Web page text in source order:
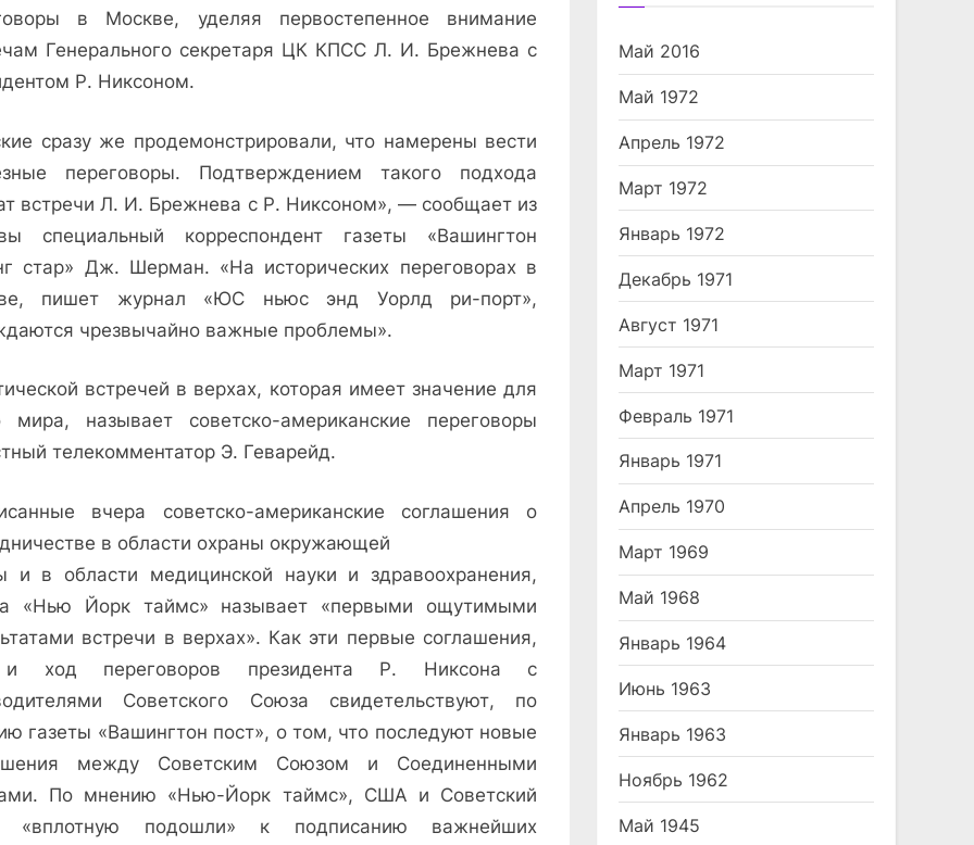
о
советско-
американских
в Москве, уделяя первостепенное внимание
Генерального секретаря ЦК КПСС Л. И. Брежнева с
Р. Никсоном.
сразу же продемонстрировали, что намерены вести
переговоры. Подтверждением такого подхода
встречи Л. И. Брежнева с Р. Никсоном», — сообщает из
специальный корреспондент газеты «Вашингтон
стар» Дж. Шерман. «На исторических переговорах в
пишет журнал «ЮС ньюс энд Уорлд ри-порт»,
чрезвычайно важные проблемы».
встречей в верхах, которая имеет значение для
мира, называет советско-американские переговоры
телекомментатор Э. Геварейд.
вчера советско-американские соглашения о
в области охраны окружающей
и в области медицинской науки и здравоохранения,
«Нью Йорк таймс» называет «первыми ощутимыми
встречи в верхах». Как эти первые соглашения,
ход переговоров президента Р. Никсона с
Советского Союза свидетельствуют, по
газеты «Вашингтон пост», о том, что последуют новые
между Советским Союзом и Соединенными
По мнению «Нью-Йорк таймс», США и Советский
«вплотную подошли» к подписанию важнейших
Май 2016
Май 1972
Апрель 1972
Март 1972
Январь 1972
Декабрь 1971
Август 1971
Март 1971
Февраль 1971
Январь 1971
Апрель 1970
Март 1969
Май 1968
Январь 1964
Июнь 1963
Январь 1963
Ноябрь 1962
Май 1945